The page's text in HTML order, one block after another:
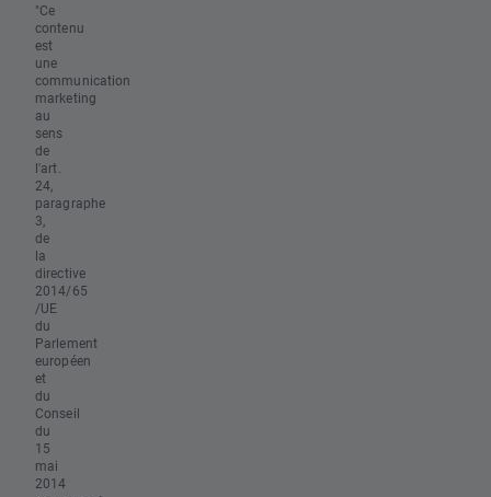
"Ce
contenu
est
une
communication
marketing
au
sens
de
l'art.
24,
paragraphe
3,
de
la
directive
2014/65
/UE
du
Parlement
européen
et
du
Conseil
du
15
mai
2014